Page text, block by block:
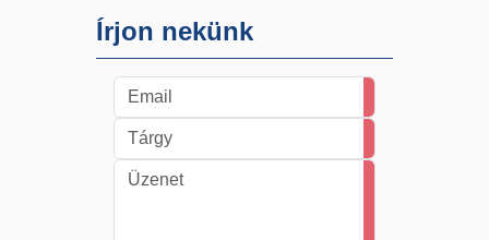
Írjon nekünk